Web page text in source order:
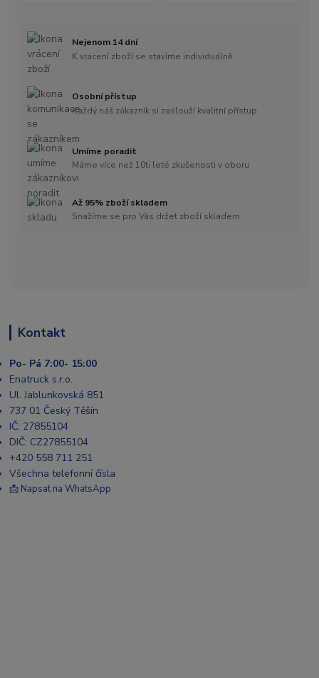
Nejenom 14 dní
K vrácení zboží se stavíme individuálně
Osobní přístup
Každý náš zákazník si zaslouží kvalitní přístup
Umíme poradit
Máme více než 10ti leté zkušenosti v oboru
Až 95% zboží skladem
Snažíme se pro Vás držet zboží skladem
Kontakt
Po- Pá 7:00- 15:00
Enatruck s.r.o.
Ul. Jablunkovská 851
737 01 Český Těšín
IČ: 27855104
DIČ: CZ27855104
+420 558 711 251
Všechna telefonní čísla
📩 Napsat na WhatsApp